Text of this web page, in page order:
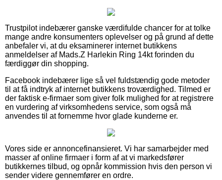
Trustpilot indebærer ganske værdifulde chancer for at tolke
mange andre konsumenters oplevelser og på grund af dette
anbefaler vi, at du eksaminerer internet butikkens
anmeldelser af Mads.Z Harlekin Ring 14kt forinden du
færdiggør din shopping.
Facebook indebærer lige så vel fuldstændig gode metoder
til at få indtryk af internet butikkens troværdighed. Tilmed er
der faktisk e-firmaer som giver folk mulighed for at registrere
en vurdering af virksomhedens service, som også må
anvendes til at fornemme hvor glade kunderne er.
Vores side er annoncefinansieret. Vi har samarbejder med
masser af online firmaer i form af at vi markedsfører
butikkernes tilbud, og opnår kommission hvis den person vi
sender videre gennemfører en ordre.